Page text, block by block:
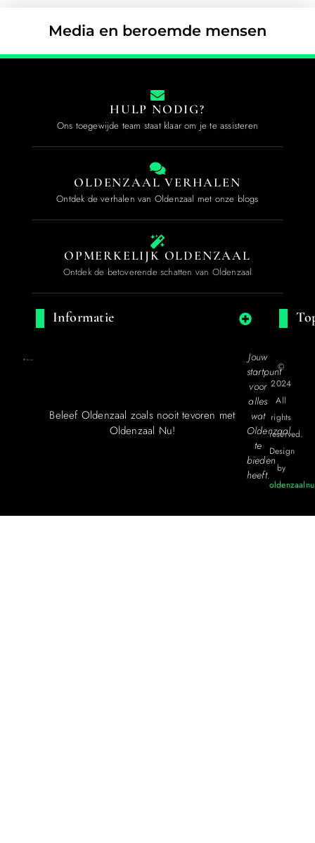
Media en beroemde mensen
HULP NODIG?
Ons toegewijde team staat klaar om je te assisteren
OLDENZAAL VERHALEN
Ontdek de verhalen van Oldenzaal met onze blogs
OPMERKELIJK OLDENZAAL
Ontdek de betoverende schatten van Oldenzaal
Informatie
Beleef Oldenzaal zoals nooit tevoren met
Oldenzaal Nu!
Jouw
startpunt
voor
alles
wat
Oldenzaal
te
bieden
heeft.
©
2024
All
rights
reserved.
Design
by